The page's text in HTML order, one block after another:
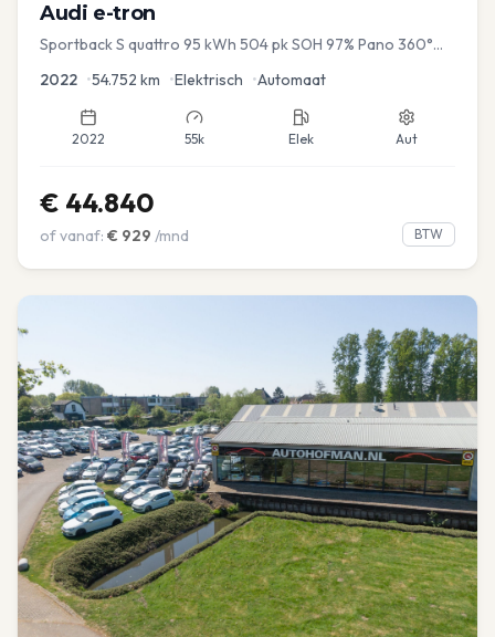
Audi e-tron
Sportback S quattro 95 kWh 504 pk SOH 97% Pano 360°
2022 •54.752 km •Elektrisch •Automaat
2022 55k Elek Aut
€ 44.840
of vanaf: € 929 /mnd BTW